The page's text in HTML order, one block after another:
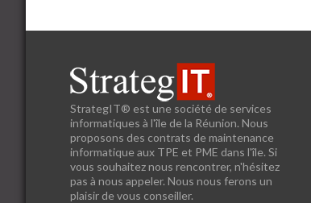
StrategIT® est une société de services
informatiques à l'île de la Réunion. Nous
proposons des contrats de maintenance
informatique aux TPE et PME dans l'île. Si
vous souhaitez nous rencontrer, n'hésitez
pas à nous appeler. Nous nous ferons un
plaisir de vous conseiller.